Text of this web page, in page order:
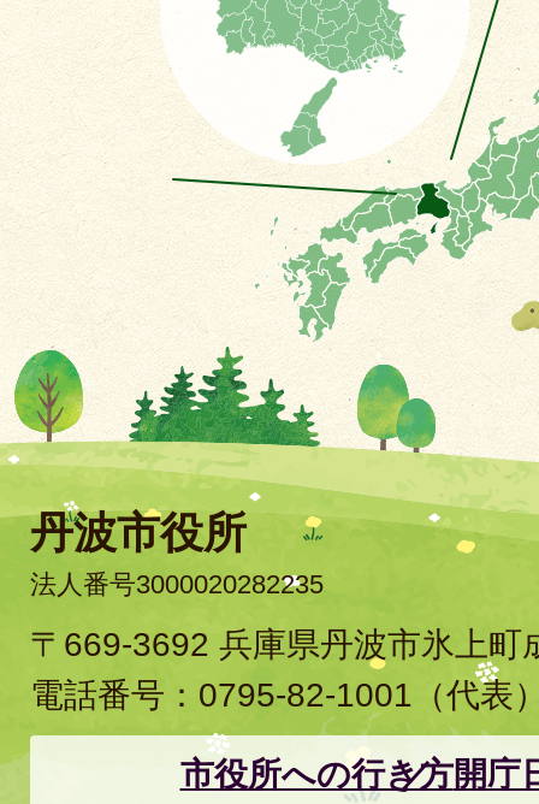
丹波市役所
法人番号3000020282235
〒669-3692 兵庫県丹波市氷上町
電話番号： 0795-82-1001 （代表
市役所への行き方開庁